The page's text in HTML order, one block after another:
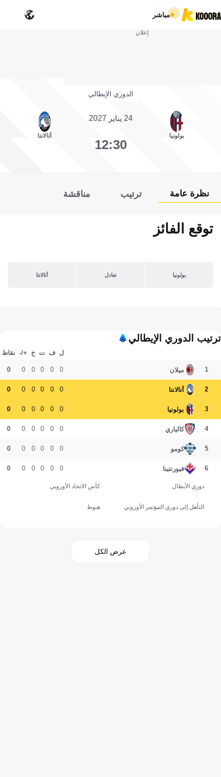
مباشر
إعلان
الدوري الإيطالي
بولونيا
24 يناير 2027
12:30
أتالانتا
نظرة عامة ترتيب مناقشة
توقع الفائز
بولونيا تعادل أتالانتا
ترتيب الدوري الإيطالي
ل ف ت خ +/- نقاط
1 ميلان 0
0
0
0
0
0
2 أتالانتا 0
0
0
0
0
0
3 بولونيا 0
0
0
0
0
0
4 كالياري 0
0
0
0
0
0
5 كومو 0
0
0
0
0
0
6 فيورنتينا 0
0
0
0
0
0
دوري الأبطال كأس الاتحاد الأوروبي
التأهل إلى دوري المؤتمر الأوروبي هبوط
عرض الكل